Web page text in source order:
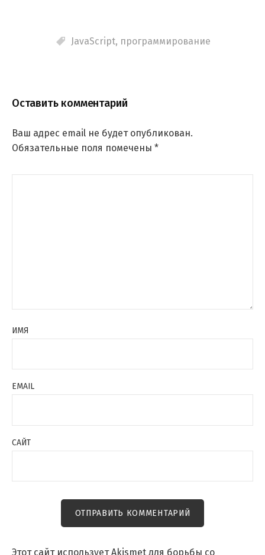
JavaScript, программирование
Оставить комментарий
Ваш адрес email не будет опубликован.
Обязательные поля помечены *
ИМЯ
EMAIL
САЙТ
Этот сайт использует Akismet для борьбы со